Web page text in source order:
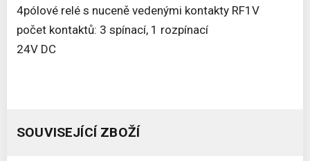
4pólové relé s nuceně vedenými kontakty RF1V
počet kontaktů: 3 spínací, 1 rozpínací
24V DC
SOUVISEJÍCÍ ZBOŽÍ